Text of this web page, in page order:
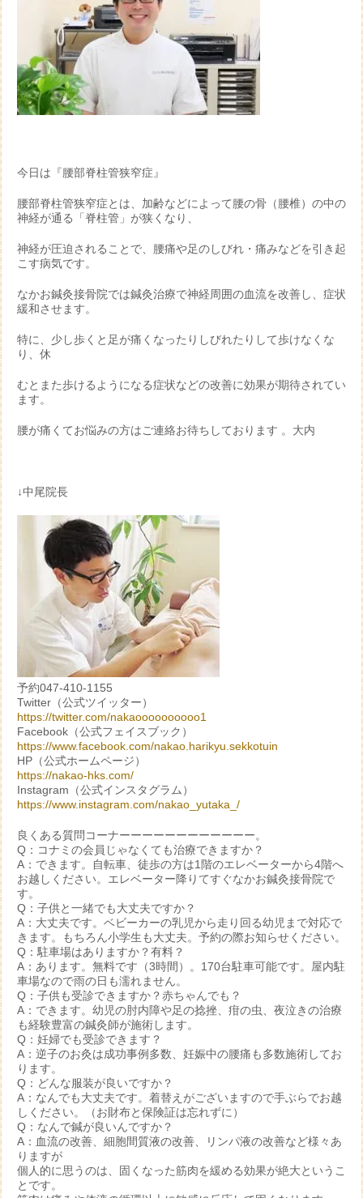
今日は『腰部脊柱管狭窄症』
腰部脊柱管狭窄症とは、加齢などによって腰の骨（腰椎）の中の
神経が通る「脊柱管」が狭くなり、
神経が圧迫されることで、腰痛や足のしびれ・痛みなどを引き起
こす病気です。
なかお鍼灸接骨院では鍼灸治療で神経周囲の血流を改善し、症状
緩和させます。
特に、少し歩くと足が痛くなったりしびれたりして歩けなくな
り、休
むとまた歩けるようになる症状などの改善に効果が期待されてい
ます。
腰が痛くてお悩みの方はご連絡お待ちしております 。大内
↓中尾院長
予約047-410-1155
Twitter（公式ツイッター）
https://twitter.com/nakaoooooooooo1
Facebook（公式フェイスブック）
https://www.facebook.com/nakao.harikyu.sekkotuin
HP（公式ホームページ）
https://nakao-hks.com/
Instagram（公式インスタグラム）
https://www.instagram.com/nakao_yutaka_/
良くある質問コーナーーーーーーーーーーーー。
Q：コナミの会員じゃなくても治療できますか？
A：できます。自転車、徒歩の方は1階のエレベーターから4階へ
お越しください。エレベーター降りてすぐなかお鍼灸接骨院で
す。
Q：子供と一緒でも大丈夫ですか？
A：大丈夫です。ベビーカーの乳児から走り回る幼児まで対応で
きます。もちろん小学生も大丈夫。予約の際お知らせください。
Q：駐車場はありますか？有料？
A：あります。無料です（3時間）。170台駐車可能です。屋内駐
車場なので雨の日も濡れません。
Q：子供も受診できますか？赤ちゃんでも？
A：できます。幼児の肘内障や足の捻挫、疳の虫、夜泣きの治療
も経験豊富の鍼灸師が施術します。
Q：妊婦でも受診できます？
A：逆子のお灸は成功事例多数、妊娠中の腰痛も多数施術してお
ります。
Q：どんな服装が良いですか？
A：なんでも大丈夫です。着替えがございますので手ぶらでお越
しください。（お財布と保険証は忘れずに）
Q：なんで鍼が良いんですか？
A：血流の改善、細胞間質液の改善、リンパ液の改善など様々あ
りますが
個人的に思うのは、固くなった筋肉を緩める効果が絶大というこ
とです。